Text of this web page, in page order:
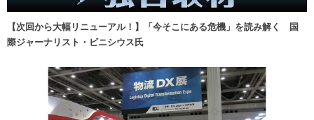
【次回から大幅リニューアル！】「今そこにある危機」を読み解く 国
際ジャーナリスト・ビニシウス氏